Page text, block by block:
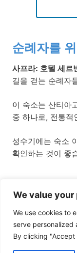
We value your
We use cookies to
serve
By clicking "Accept
순례자를
사프라: 호텔 세르
길을 걷는 순례자
이 숙소는 산티아
중 하나로, 전통적
성수기에는 숙소
확인하는 것이 좋
카미노에서 잘못된
폐쇄된 숙소, 침수 구
제보는 가이드를